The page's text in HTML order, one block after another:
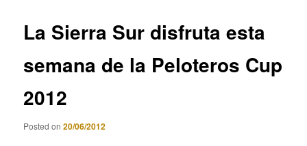
La Sierra Sur disfruta esta
semana de la Peloteros Cup
2012
Posted on20/06/2012